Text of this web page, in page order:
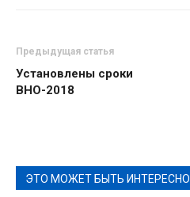
Предыдущая статья
Установлены сроки
ВНО-2018
ЭТО МОЖЕТ БЫТЬ ИНТЕРЕСНО